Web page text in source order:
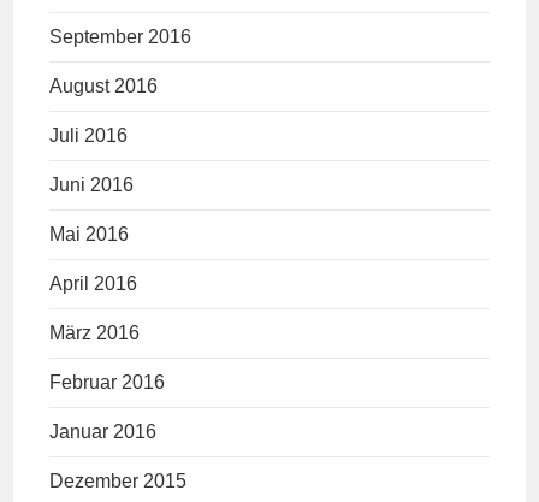
September 2016
August 2016
Juli 2016
Juni 2016
Mai 2016
April 2016
März 2016
Februar 2016
Januar 2016
Dezember 2015